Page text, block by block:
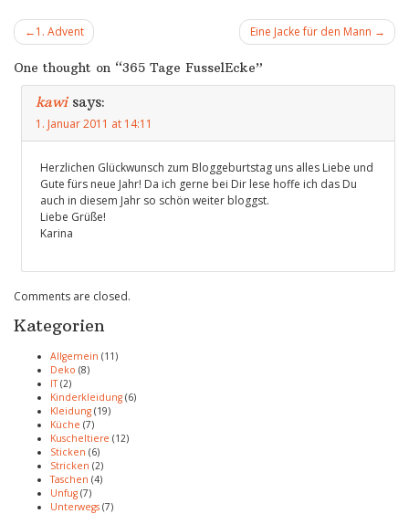
Beitragsnavigation
1. Advent Eine Jacke für den Mann
One thought on “365 Tage FusselEcke”
kawi says:
1. Januar 2011 at 14:11
Herzlichen Glückwunsch zum Bloggeburtstag uns alles Liebe und
Gute fürs neue Jahr! Da ich gerne bei Dir lese hoffe ich das Du
auch in diesem Jahr so schön weiter bloggst.
Liebe Grüße!
Karina
Comments are closed.
Kategorien
Allgemein (11)
Deko (8)
IT(2)
Kinderkleidung (6)
Kleidung (19)
Küche (7)
Kuscheltiere (12)
Sticken (6)
Stricken (2)
Taschen (4)
Unfug (7)
Unterwegs (7)